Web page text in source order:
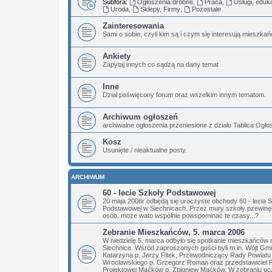
Subfora: Ogłoszenia drobne, Praca, Usługi,
Uroda, Sklepy, Firmy, Pozostałe
Zainteresowania
Sami o sobie, czyli kim są i czym się interesują
Ankiety
Zapytaj innych co sądzą na dany temat
Inne
Dział poświęcony forum oraz wszelkim innym tematom.
Archiwum ogłoszeń
archiwalne ogłoszenia przeniesione z działu Tablica
Kosz
Usunięte / nieaktualne posty.
ARCHIWUM
60 - lecie Szkoły Podstawowej
20 maja 2006r odbędą się uroczyste obchody 60 - lecia
Podstawowej w Siechnicach. Przez mury szkoły
osób, może wato wspólnie powspominać te czasy...?
Zebranie Mieszkańców, 5. marca 2006
W niedzielę 5. marca odbyło się spotkanie mieszkańców
Siechnice. Wśród zaproszonych gości byli m.in. Wójt
Katarzyna p. Jerzy Fitek, Przewodniczący Rady Powiatu
Wrocławskiego p. Grzegorz Roman oraz przedstawiciel
Projektowej Maćków p. Zbigniew Maćków. W zebraniu